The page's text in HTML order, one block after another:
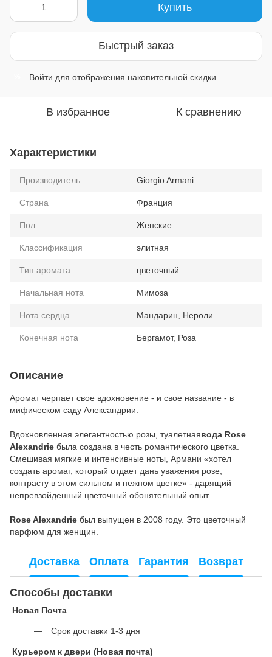
Купить
Быстрый заказ
Войти для отображения накопительной скидки
В избранное К сравнению
Характеристики
Производитель Giorgio Armani
Страна Франция
Пол Женские
Классификация элитная
Тип аромата цветочный
Начальная нота Мимоза
Нота сердца Мандарин, Нероли
Конечная нота Бергамот, Роза
Описание
Аромат черпает свое вдохновение - и свое название - в
мифическом саду Александрии.
Вдохновленная элегантностью розы, туалетнаявода Rose
Alexandrie была создана в честь романтического цветка.
Смешивая мягкие и интенсивные ноты, Армани «хотел
создать аромат, который отдает дань уважения розе,
контрасту в этом сильном и нежном цветке» - дарящий
непревзойденный цветочный обонятельный опыт.
Rose Alexandrie был выпущен в 2008 году. Это цветочный
парфюм для женщин.
Доставка Оплата Гарантия Возврат
Способы доставки
Новая Почта
Срок доставки 1-3 дня
Курьером к двери (Новая почта)